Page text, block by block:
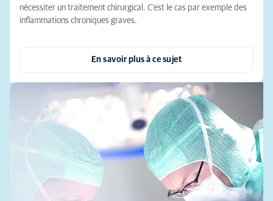
nécessiter un traitement chirurgical. C'est le cas par exemple des
inflammations chroniques graves.
En savoir plus à ce sujet